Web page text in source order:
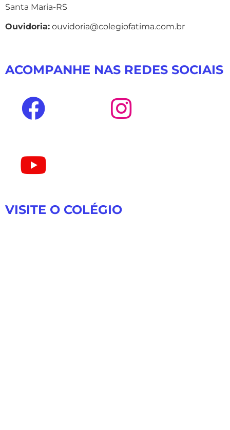
Santa Maria-RS
Ouvidoria: ouvidoria@colegiofatima.com.br
ACOMPANHE NAS REDES SOCIAIS
VISITE O COLÉGIO